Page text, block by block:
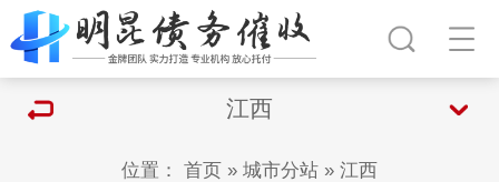
江西
位置： 首页 » 城市分站 » 江西